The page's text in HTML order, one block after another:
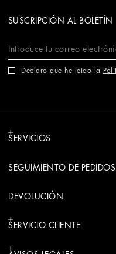
SUSCRIPCIÓN AL BOLETÍN
Declaro que he leído la
SERVICIOS
SEGUIMIENTO DE PEDIDOS
DEVOLUCIÓN
SERVICIO CLIENTE